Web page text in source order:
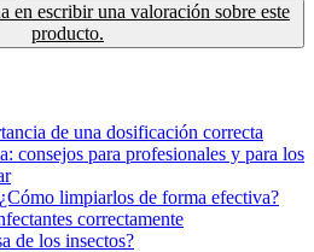
en escribir una valoración sobre este
producto.
de una dosificación correcta
consejos para profesionales y para los
limpiarlos de forma efectiva?
correctamente
de los insectos?